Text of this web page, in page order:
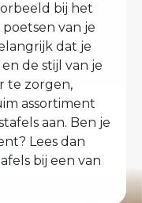
bij het
van je
dat je
de stijl van je
te zorgen,
assortiment
aan. Ben je
Lees dan
bij een van